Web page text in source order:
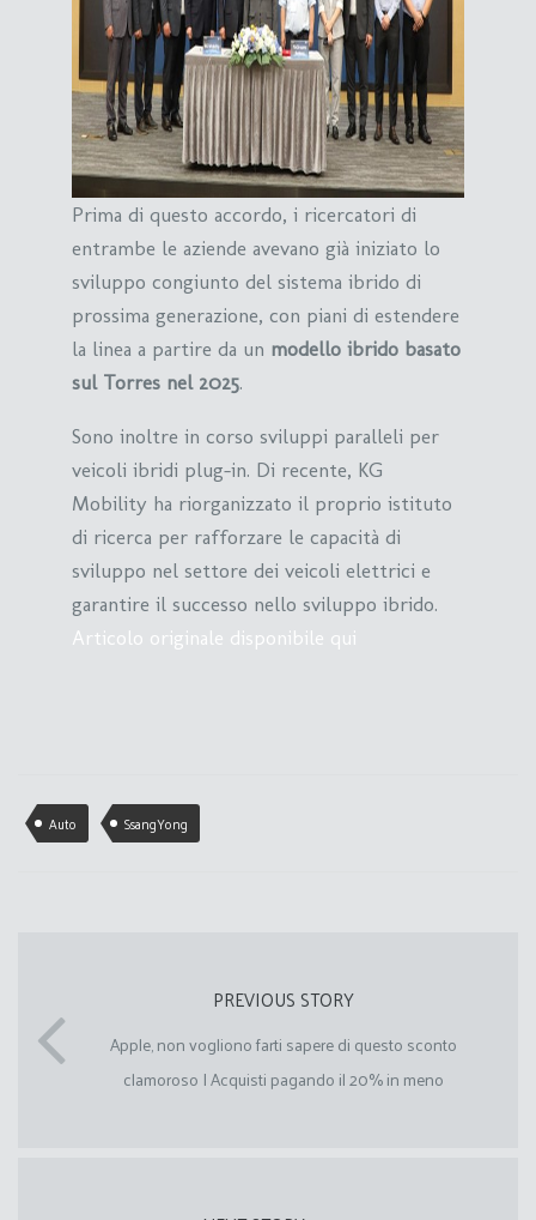
Prima di questo accordo, i ricercatori di
entrambe le aziende avevano già iniziato lo
sviluppo congiunto del sistema ibrido di
prossima generazione, con piani di estendere
la linea a partire da un modello ibrido basato
sul Torres nel 2025.
Sono inoltre in corso sviluppi paralleli per
veicoli ibridi plug-in. Di recente, KG
Mobility ha riorganizzato il proprio istituto
di ricerca per rafforzare le capacità di
sviluppo nel settore dei veicoli elettrici e
garantire il successo nello sviluppo ibrido.
Articolo originale disponibile qui
Auto SsangYong
PREVIOUS STORY
Apple, non vogliono farti sapere di questo sconto
clamoroso I Acquisti pagando il 20% in meno